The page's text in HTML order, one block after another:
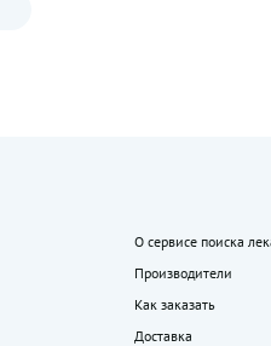
О сервисе поиска
Производители
Как заказать
Доставка